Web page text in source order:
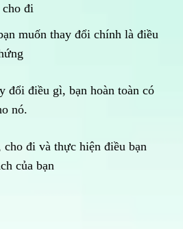
đi
muốn thay đổi chính là điều
đổi điều gì, bạn hoàn toàn có
nó.
đi và thực hiện điều bạn
của bạn